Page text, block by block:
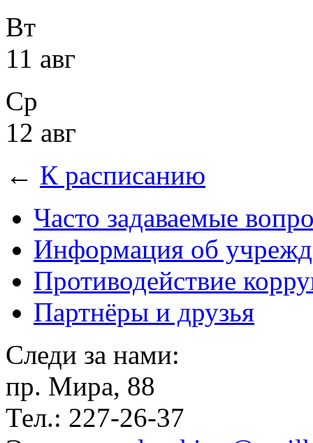
Вт
11 авг
Ср
12 авг
← К расписанию
Часто задаваемые
Информация об
Противодействие
Партнёры и друзья
Следи за нами:
пр. Мира, 88
Тел.: 227-26-37